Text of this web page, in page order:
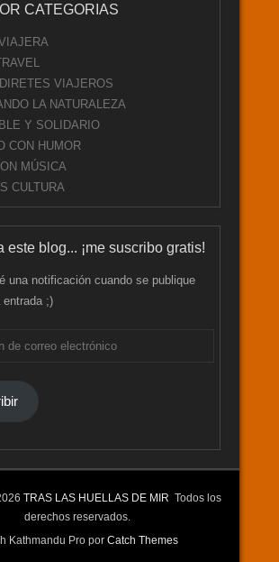
CATEGORIAS
VIAJEROS
LA NATURALEZA
Y SOLIDARIO
CON HUMOR
MÚSICA
CULTURA
este blog... ¡me suscribo gratis!
una notificación cuando se publique
entrada ;)
TRAS LAS HUELLAS DE MIR Todos los
derechos reservados.
Kathmandu Pro por Catch Themes